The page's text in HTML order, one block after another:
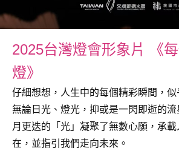
2025台灣燈會形象片 《
燈》
仔細想想，人生中的每個精彩瞬間，似
無論日光、燈光，抑或是一閃即逝的流
月更迭的「光」凝聚了無數心願，承
在，並指引我們走向未來。